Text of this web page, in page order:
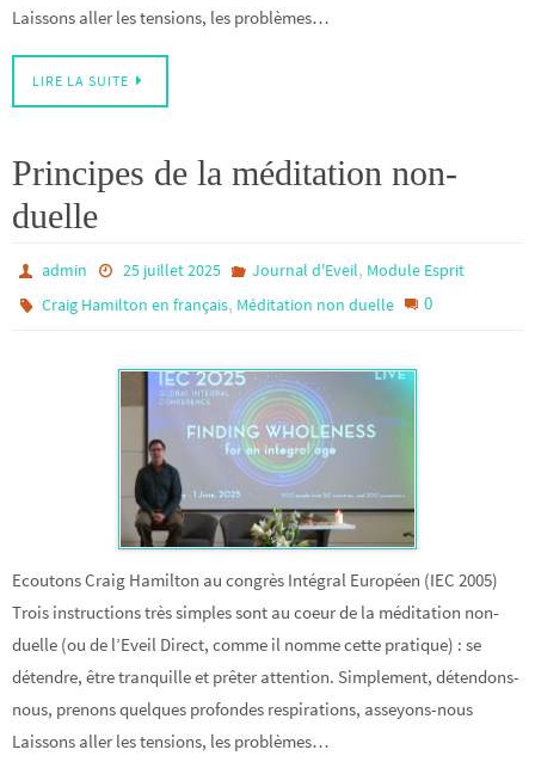
Laissons aller les tensions, les problèmes…
LIRE LA SUITE
Principes de la méditation non-
duelle
admin 25 juillet 2025 Journal d'Eveil, Module Esprit
Craig Hamilton en français, Méditation non duelle 0
Ecoutons Craig Hamilton au congrès Intégral Européen (IEC 2005)
Trois instructions très simples sont au coeur de la méditation non-
duelle (ou de l’Eveil Direct, comme il nomme cette pratique) : se
détendre, être tranquille et prêter attention. Simplement, détendons-
nous, prenons quelques profondes respirations, asseyons-nous
Laissons aller les tensions, les problèmes…